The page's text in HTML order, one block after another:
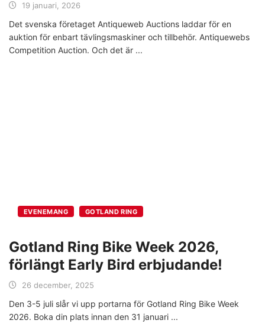
19 januari, 2026
Det svenska företaget Antiqueweb Auctions laddar för en
auktion för enbart tävlingsmaskiner och tillbehör. Antiquewebs
Competition Auction. Och det är
EVENEMANG GOTLAND RING
Gotland Ring Bike Week 2026,
förlängt Early Bird erbjudande!
26 december, 2025
Den 3-5 juli slår vi upp portarna för Gotland Ring Bike Week
2026. Boka din plats innan den 31 januari